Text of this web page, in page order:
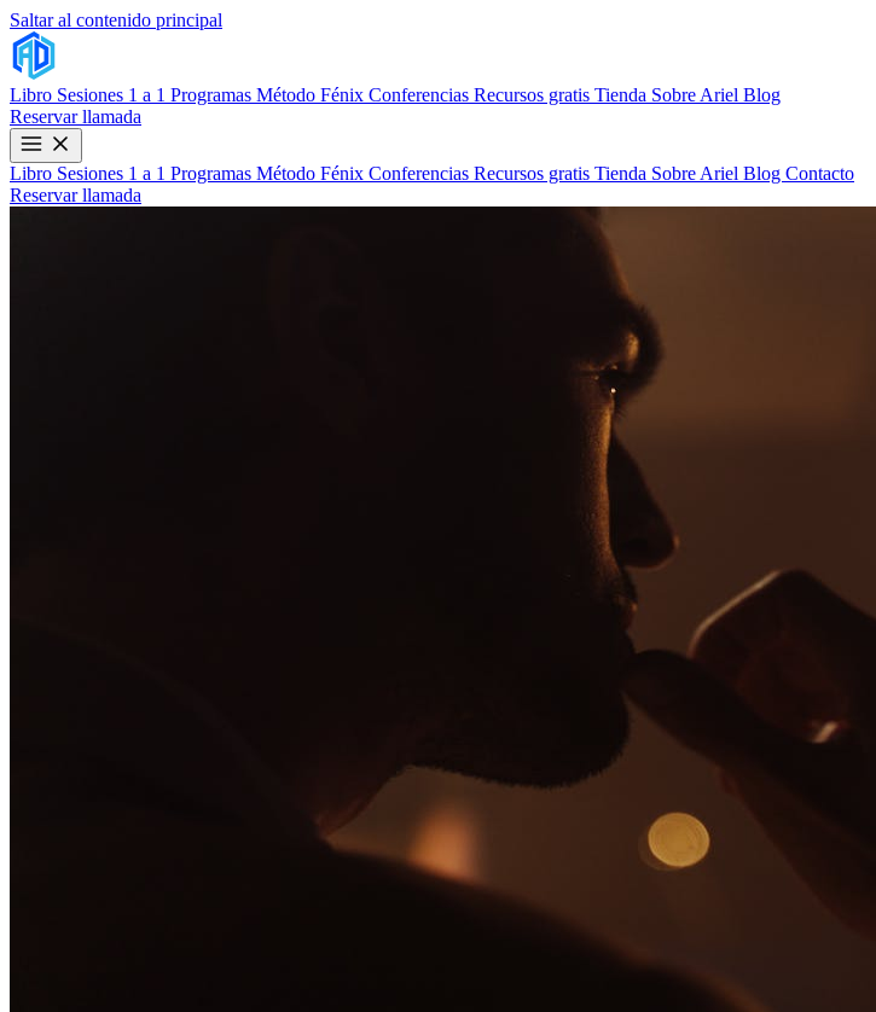
Saltar al contenido principal
Libro Sesiones 1 a 1 Programas Método Fénix Conferencias Recursos gratis Tienda Sobre Ariel Blog
Reservar llamada
Libro Sesiones 1 a 1 Programas Método Fénix Conferencias Recursos gratis Tienda Sobre Ariel Blog Contacto
Reservar llamada